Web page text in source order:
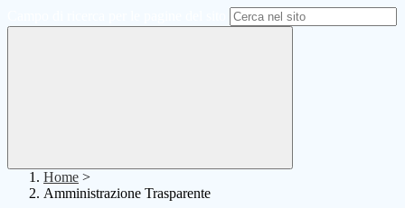
Home >
Amministrazione Trasparente